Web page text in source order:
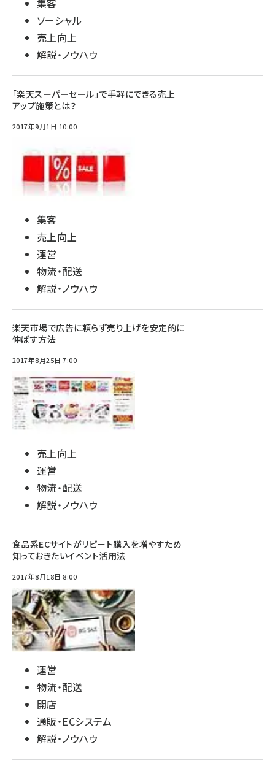
集客
ソーシャル
売上向上
解説・ノウハウ
「楽天スーパーセール」で手軽にできる売上
アップ施策とは？
2017年9月1日 10:00
集客
売上向上
運営
物流・配送
解説・ノウハウ
楽天市場で広告に頼らず売り上げを安定的に
伸ばす方法
2017年8月25日 7:00
売上向上
運営
物流・配送
解説・ノウハウ
食品系ECサイトがリピート購入を増やすため
知っておきたいイベント活用法
2017年8月18日 8:00
運営
物流・配送
開店
通販・ECシステム
解説・ノウハウ